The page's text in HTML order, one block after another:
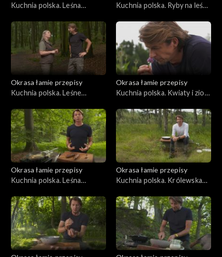
Kuchnia polska. Leśna
Kuchnia polska. Ryby na leśny
Okrasa łamie przepisy
Kuchnia polska. Leśne
Okrasa łamie przepisy
Kuchnia polska. Kwiaty i zioła
Okrasa łamie przepisy
Kuchnia polska. Leśna
Okrasa łamie przepisy
Kuchnia polska. Królewska